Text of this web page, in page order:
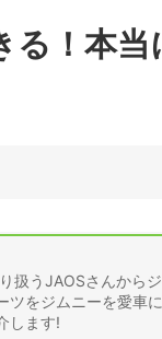
る！本
扱うJAOSさんから
ツをジムニーを愛車
します!